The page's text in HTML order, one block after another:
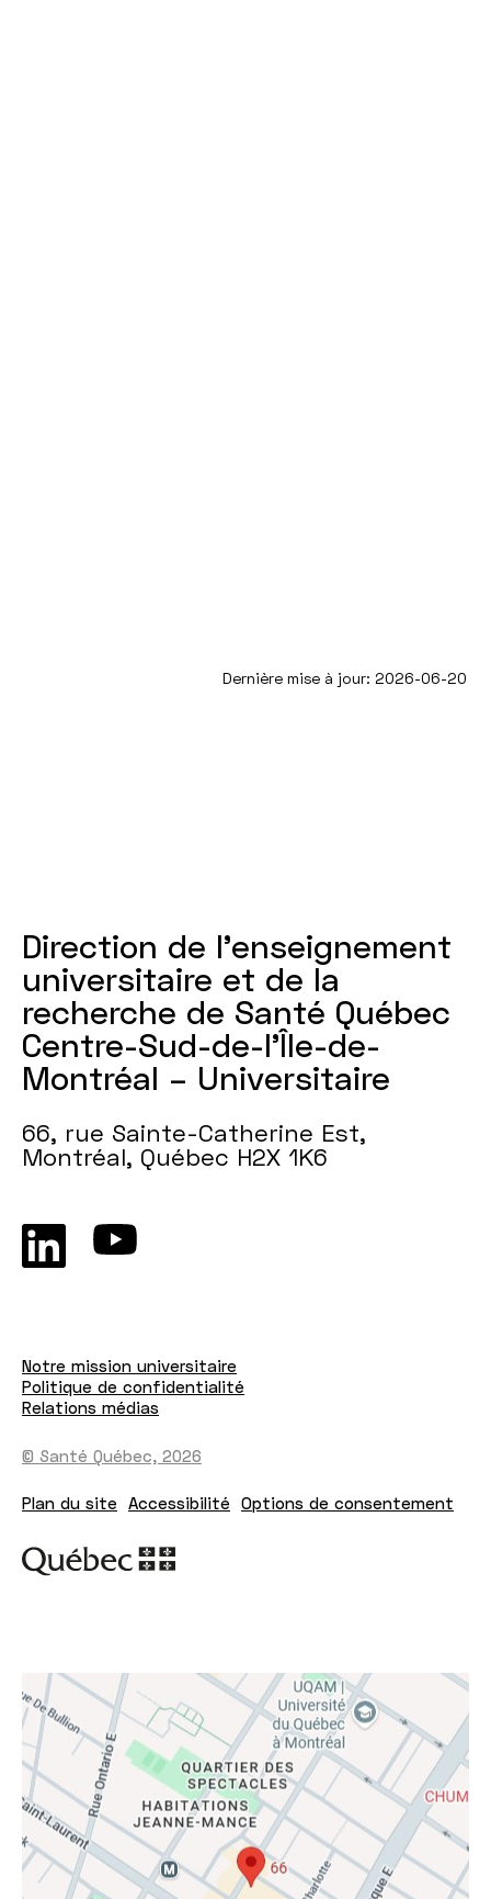
Dernière mise à jour: 2026-06-20
Direction de l'enseignement
universitaire et de la
recherche de Santé Québec
Centre-Sud-de-l’Île-de-
Montréal – Universitaire
66, rue Sainte-Catherine Est,
Montréal, Québec H2X 1K6
© Santé Québec, 2026
Plan du site Accessibilité Options de consentement
Notre mission universitaire
Politique de confidentialité
Relations médias